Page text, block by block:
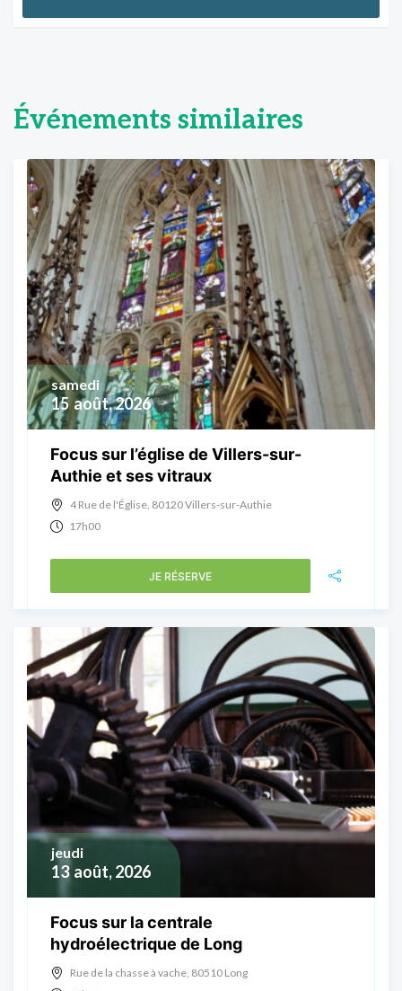
Événements similaires
15 août, 2026
samedi
Focus sur l’église de Villers-sur-
Authie et ses vitraux
4 Rue de l'Église, 80120 Villers-sur-Authie
17h00
JE RÉSERVE
13 août, 2026
jeudi
Focus sur la centrale
hydroélectrique de Long
Rue de la chasse à vache, 80510 Long